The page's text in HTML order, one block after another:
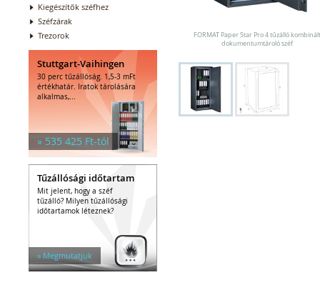
Kiegészítők széfhez
Széfzárak
Trezorok
Stuttgart-Vaihingen
30 perc tűzállóság. 1,5-3 mFt
értékhatár. Iratok tárolására
alkalmas,...
» 535 425 Ft-tól
Tűzállósági időtartam
Mit jelent, hogy a széf
tűzálló? Milyen tűzállósági
időtartamok léteznek?
» Megmutatjuk
FORMAT Paper Star Pro 4 tűzálló kombinált
dokumentumtároló széf